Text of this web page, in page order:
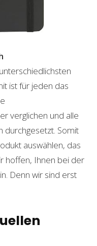
ist für jeden das
verglichen und alle
durchgesetzt. Somit
auswählen, das
hoffen, Ihnen bei der
Denn wir sind erst